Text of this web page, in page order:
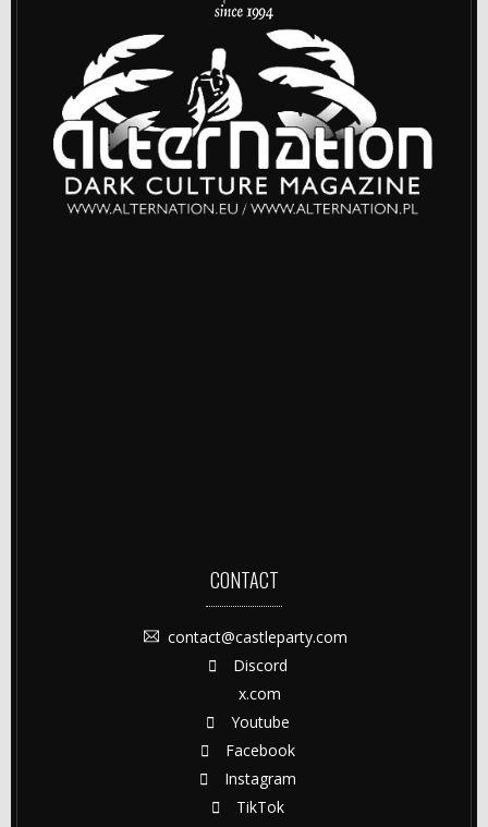
CONTACT
contact@castleparty.com
Discord
x.com
Youtube
Facebook
Instagram
TikTok